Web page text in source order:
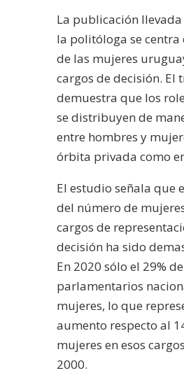
La publicación
la politóloga se centra
de las mujeres
cargos de decisión. El
demuestra que los
se distribuyen de
entre hombres y
órbita privada como
El estudio señala que
del número de
cargos de
decisión ha sido
En 2020 sólo el 29%
parlamentarios
mujeres, lo que
aumento respecto al
mujeres en esos
2000.